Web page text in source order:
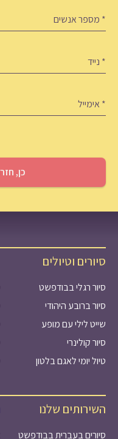
מספר
אנשים(חובה)
אימייל (חובה)
סיורים וטיולים
סיור רגלי בבודפשט
סיור ברובע היהודי
שייט לילי עם מופע
סיור קולינרי
טיול יומי לאגם בלטון
השירותים שלנו
סיורים בעברית בבודפשט